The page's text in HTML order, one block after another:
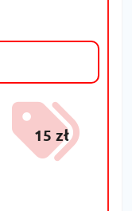
15 zł